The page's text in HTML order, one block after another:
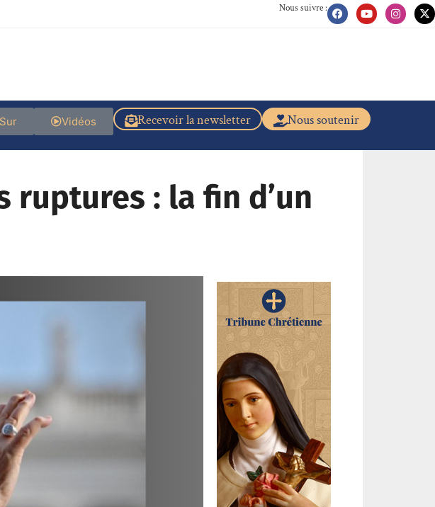
Nous suivre :
Nous soutenir
Recevoir la newsletter
Vidéos
Sur
ruptures : la fin d’un